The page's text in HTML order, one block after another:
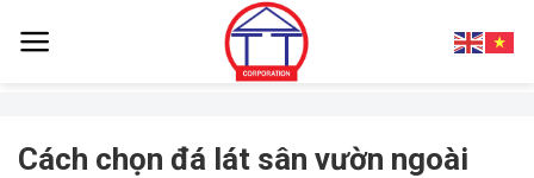
Cách chọn đá lát sân vườn ngoài